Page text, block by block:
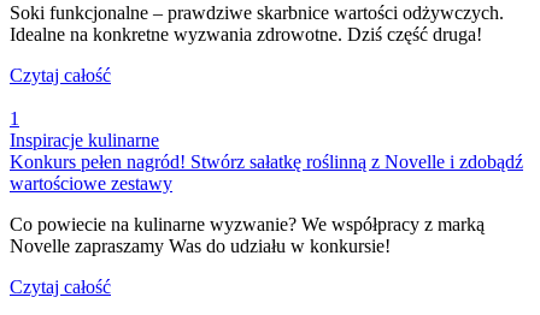
Soki funkcjonalne – prawdziwe skarbnice wartości odżywczych.
Idealne na konkretne wyzwania zdrowotne. Dziś część druga!
Czytaj całość
1
Inspiracje kulinarne
Konkurs pełen nagród! Stwórz sałatkę roślinną z Novelle i zdobądź
wartościowe zestawy
Co powiecie na kulinarne wyzwanie? We współpracy z marką
Novelle zapraszamy Was do udziału w konkursie!
Czytaj całość